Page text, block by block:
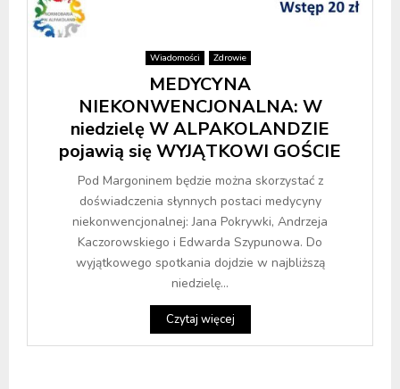
Wiadomości Zdrowie
MEDYCYNA
NIEKONWENCJONALNA: W
niedzielę W ALPAKOLANDZIE
pojawią się WYJĄTKOWI GOŚCIE
Pod Margoninem będzie można skorzystać z
doświadczenia słynnych postaci medycyny
niekonwencjonalnej: Jana Pokrywki, Andrzeja
Kaczorowskiego i Edwarda Szypunowa. Do
wyjątkowego spotkania dojdzie w najbliższą
niedzielę...
Czytaj więcej